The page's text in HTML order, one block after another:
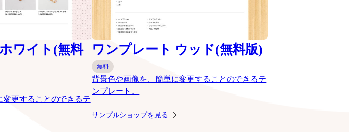
ワイト(無料
更することのできるテ
ワンプレート ウッド(無料版)
無料
背景色や画像を、簡単に変更することのできるテ
ンプレート。
サンプルショップを見る